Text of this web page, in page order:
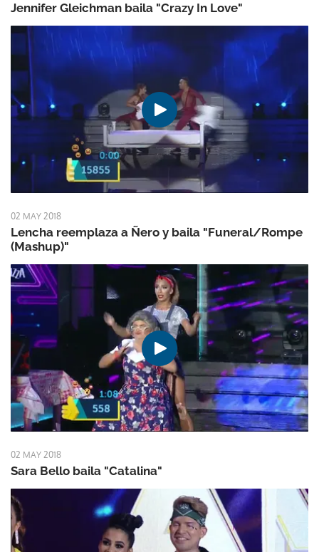
Jennifer Gleichman baila "Crazy In Love"
02 MAY 2018
Lencha reemplaza a Ñero y baila "Funeral/Rompe
(Mashup)"
02 MAY 2018
Sara Bello baila "Catalina"